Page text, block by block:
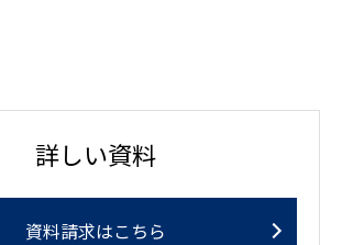
詳しい資料
資料請求はこちら